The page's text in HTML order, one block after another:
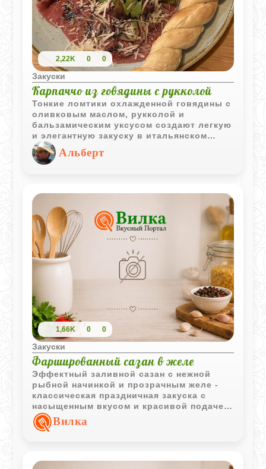
2,22K 0 0
Закуски
Карпаччо из говядины с рукколой
Тонкие ломтики охлажденной говядины с
оливковым маслом, рукколой и
бальзамическим уксусом создают легкую
и элегантную закуску в итальянском
стиле. Карпаччо получается свежим,
пикантным и отлично подходит для
праздничной подачи.
Альберт
1,66K 0 0
Закуски
Фаршированный сазан в желе
Эффектный заливной сазан с нежной
рыбной начинкой и прозрачным желе -
классическая праздничная закуска с
насыщенным вкусом и красивой подачей.
Такое блюдо требует времени, но
результат полностью оправдывает
Вилка